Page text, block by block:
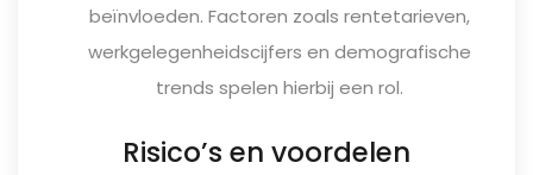
beïnvloeden. Factoren zoals rentetarieven,
werkgelegenheidscijfers en demografische
trends spelen hierbij een rol.
Risico’s en voordelen